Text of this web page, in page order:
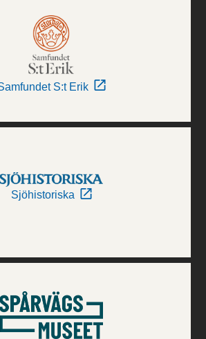
S:t Erik
Sjöhistoriska